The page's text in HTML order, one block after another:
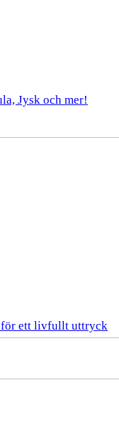
Jysk och mer!
för ett livfullt uttryck